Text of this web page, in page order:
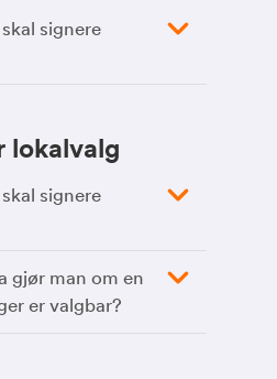
signere
lokalvalg
signere
gjør man om en
er valgbar?